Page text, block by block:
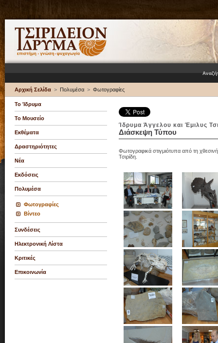
Αρχική Σελίδα > Πολυμέσα > Φωτογραφίες
Το Ίδρυμα
Το Μουσείο
Εκθέματα
Δραστηριότητες
Νέα
Εκδόσεις
Πολυμέσα
Φωτογραφίες
Βίντεο
Συνδέσεις
Ηλεκτρονική Λίστα
Κριτικές
Επικοινωνία
Ίδρυμα Άγγελου και Έμιλυς
Διάσκεψη Τύπου
Φωτογραφικά στιγμιότυπα από τη
Τσιρίδη.